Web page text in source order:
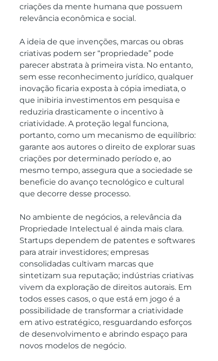
criações da mente humana que possuem
relevância econômica e social.
A ideia de que invenções, marcas ou obras
criativas podem ser “propriedade” pode
parecer abstrata à primeira vista. No entanto,
sem esse reconhecimento jurídico, qualquer
inovação ficaria exposta à cópia imediata, o
que inibiria investimentos em pesquisa e
reduziria drasticamente o incentivo à
criatividade. A proteção legal funciona,
portanto, como um mecanismo de equilíbrio:
garante aos autores o direito de explorar suas
criações por determinado período e, ao
mesmo tempo, assegura que a sociedade se
beneficie do avanço tecnológico e cultural
que decorre desse processo.
No ambiente de negócios, a relevância da
Propriedade Intelectual é ainda mais clara.
Startups dependem de patentes e softwares
para atrair investidores; empresas
consolidadas cultivam marcas que
sintetizam sua reputação; indústrias criativas
vivem da exploração de direitos autorais. Em
todos esses casos, o que está em jogo é a
possibilidade de transformar a criatividade
em ativo estratégico, resguardando esforços
de desenvolvimento e abrindo espaço para
novos modelos de negócio.